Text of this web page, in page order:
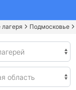
лагеря Подмосковье